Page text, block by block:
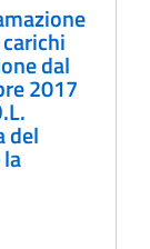
dal
2017
del